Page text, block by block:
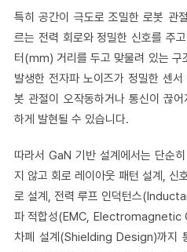
특히 공간이 극도로 조밀한 로봇 관
르는 전력 회로와 정밀한 신호를 주
터(mm) 거리를 두고 맞물려 있는 구
발생한 전자파 노이즈가 정밀한 센
봇 관절이 오작동하거나 통신이 끊
하게 발현될 수 있습니다.
따라서 GaN 기반 설계에서는 단순
지 않고 회로 레이아웃 패턴 설계, 신
로 설계, 전력 루프 인덕턴스
파 적합성(EMC, Electromagnetic
차폐 설계(Shielding Design)까지